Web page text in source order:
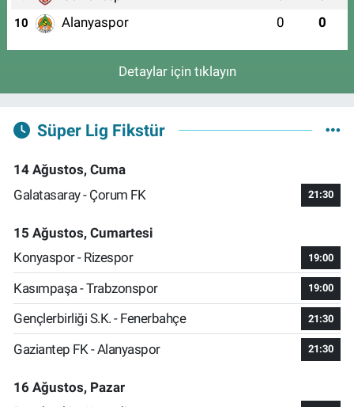
10 Alanyaspor 0 0
Detaylar için tıklayın
Süper Lig Fikstür
14 Ağustos, Cuma
Galatasaray - Çorum FK
21:30
15 Ağustos, Cumartesi
Konyaspor - Rizespor
19:00
Kasımpaşa - Trabzonspor 19:00
Gençlerbirliği S.K. - Fenerbahçe 21:30
Gaziantep FK - Alanyaspor 21:30
16 Ağustos, Pazar